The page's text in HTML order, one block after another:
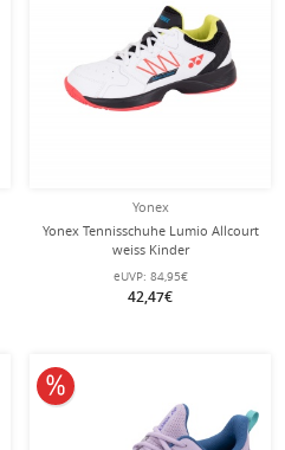
Yonex
Yonex Tennisschuhe Lumio Allcourt
weiss Kinder
eUVP: 84,95€
42,47€
10% reduziert